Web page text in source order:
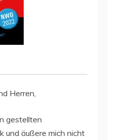
Herren,
gestellten
und äußere mich nicht